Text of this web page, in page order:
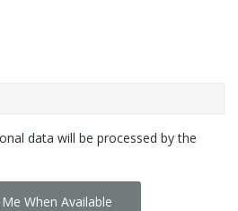
data will be processed by the
When Available